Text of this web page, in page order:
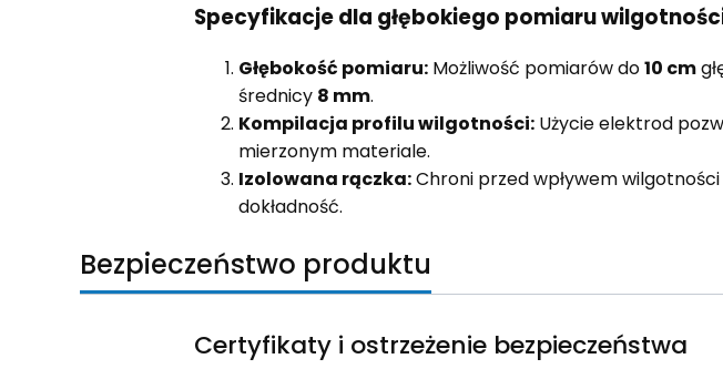
Specyfikacje dla głębokiego pomiaru
Głębokość pomiaru:Możliwość pomiarów do10 cm
średnicy 8 mm.
Kompilacja profilu wilgotności:Użycie elektrod
mierzonym materiale.
Izolowana rączka:Chroni przed wpływem
dokładność.
Bezpieczeństwo produktu
Certyfikaty i ostrzeżenie bezpieczeństwa